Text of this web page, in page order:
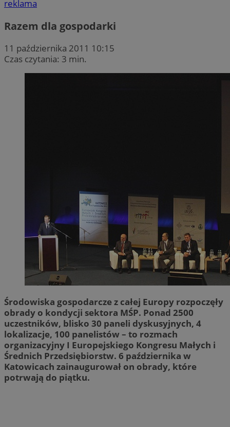
reklama
Razem dla gospodarki
11 października 2011 10:15
Czas czytania: 3 min.
Środowiska gospodarcze z całej Europy rozpoczęły
obrady o kondycji sektora MŚP. Ponad 2500
uczestników, blisko 30 paneli dyskusyjnych, 4
lokalizacje, 100 panelistów – to rozmach
organizacyjny I Europejskiego Kongresu Małych i
Średnich Przedsiębiorstw. 6 października w
Katowicach zainaugurował on obrady, które
potrwają do piątku.